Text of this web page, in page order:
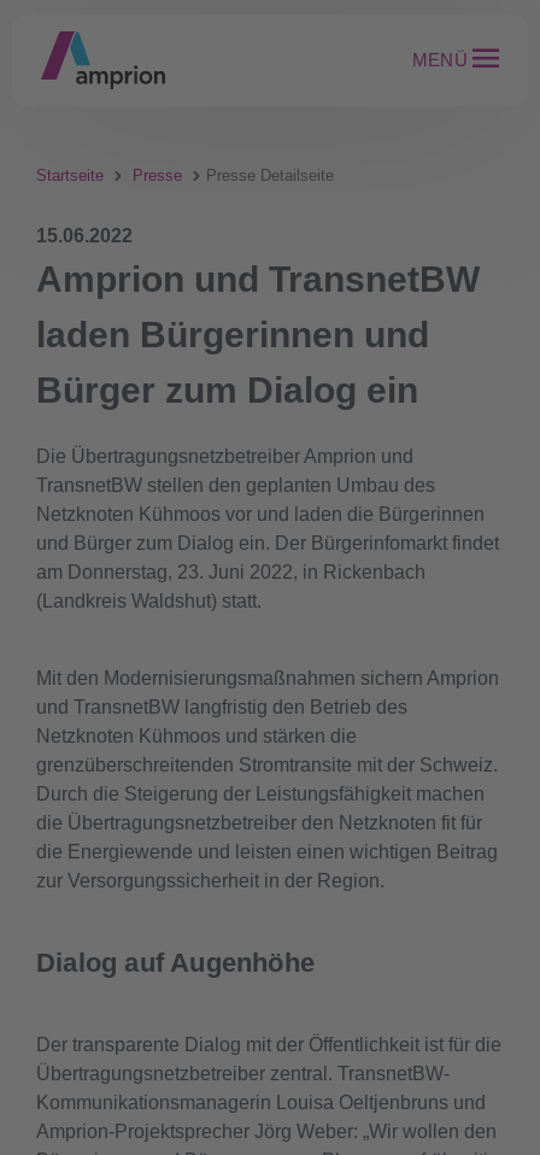
MENÜ
Startseite Presse Presse Detailseite
15.06.2022
Amprion und TransnetBW
laden Bürgerinnen und
Bürger zum Dialog ein
Die Übertragungsnetzbetreiber Amprion und
TransnetBW stellen den geplanten Umbau des
Netzknoten Kühmoos vor und laden die Bürgerinnen
und Bürger zum Dialog ein. Der Bürgerinfomarkt findet
am Donnerstag, 23. Juni 2022, in Rickenbach
(Landkreis Waldshut) statt.
Mit den Modernisierungsmaßnahmen sichern Amprion
und TransnetBW langfristig den Betrieb des
Netzknoten Kühmoos und stärken die
grenzüberschreitenden Stromtransite mit der Schweiz.
Durch die Steigerung der Leistungsfähigkeit machen
die Übertragungsnetzbetreiber den Netzknoten fit für
die Energiewende und leisten einen wichtigen Beitrag
zur Versorgungssicherheit in der Region.
Dialog auf Augenhöhe
Der transparente Dialog mit der Öffentlichkeit ist für die
Übertragungsnetzbetreiber zentral. TransnetBW-
Kommunikationsmanagerin Louisa Oeltjenbruns und
Amprion-Projektsprecher Jörg Weber: „Wir wollen den